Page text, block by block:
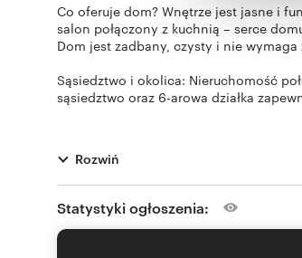
Co oferuje dom? Wnętrze jest jasne i
salon połączony z kuchnią – serce
Dom jest zadbany, czysty i nie
Sąsiedztwo i okolica: Nieruchomość
sąsiedztwo oraz 6-arowa działka
Lokalizacja: Dom stoi na działce z
dojazdem o każdej porze roku.
Grybów: tylko 2 km (kilka minut
Rozwiń
Statystyki ogłoszenia: